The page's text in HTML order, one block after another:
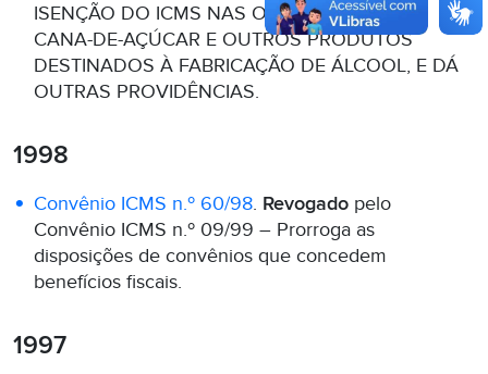
ISENÇÃO DO ICMS NAS OPERAÇÕES COM
CANA-DE-AÇÚCAR E OUTROS PRODUTOS
DESTINADOS À FABRICAÇÃO DE ÁLCOOL, E DÁ
OUTRAS PROVIDÊNCIAS.
1998
Convênio ICMS n.º 60/98. Revogado pelo
Convênio ICMS n.º 09/99 – Prorroga as
disposições de convênios que concedem
benefícios fiscais.
1997